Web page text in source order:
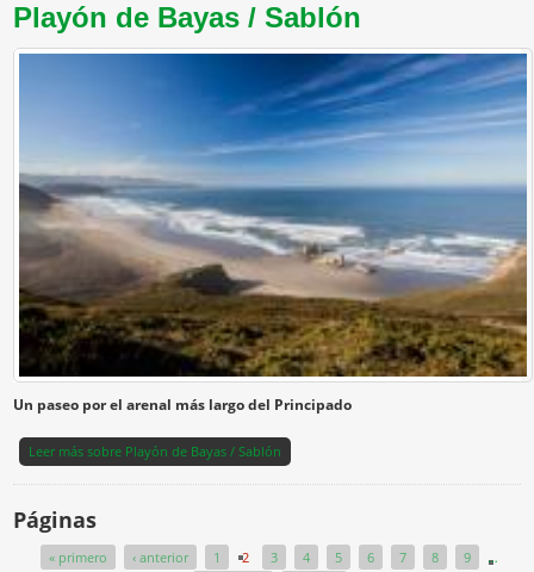
Playón de Bayas / Sablón
Un paseo por el arenal más largo del Principado
Leer mássobre Playón de Bayas / Sablón
Páginas
« primero ‹ anterior 1 2 3 4 5 6 7 8 9
…